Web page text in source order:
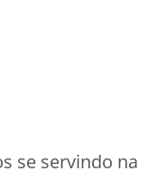
se servindo na